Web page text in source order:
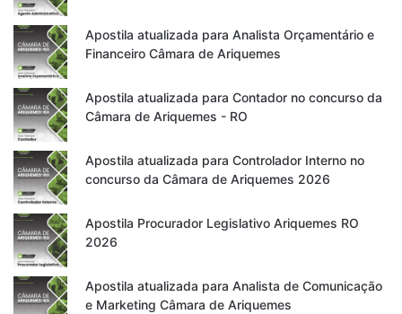
Apostila atualizada para Analista Orçamentário e
Financeiro Câmara de Ariquemes
Apostila atualizada para Contador no concurso da
Câmara de Ariquemes - RO
Apostila atualizada para Controlador Interno no
concurso da Câmara de Ariquemes 2026
Apostila Procurador Legislativo Ariquemes RO
2026
Apostila atualizada para Analista de Comunicação
e Marketing Câmara de Ariquemes